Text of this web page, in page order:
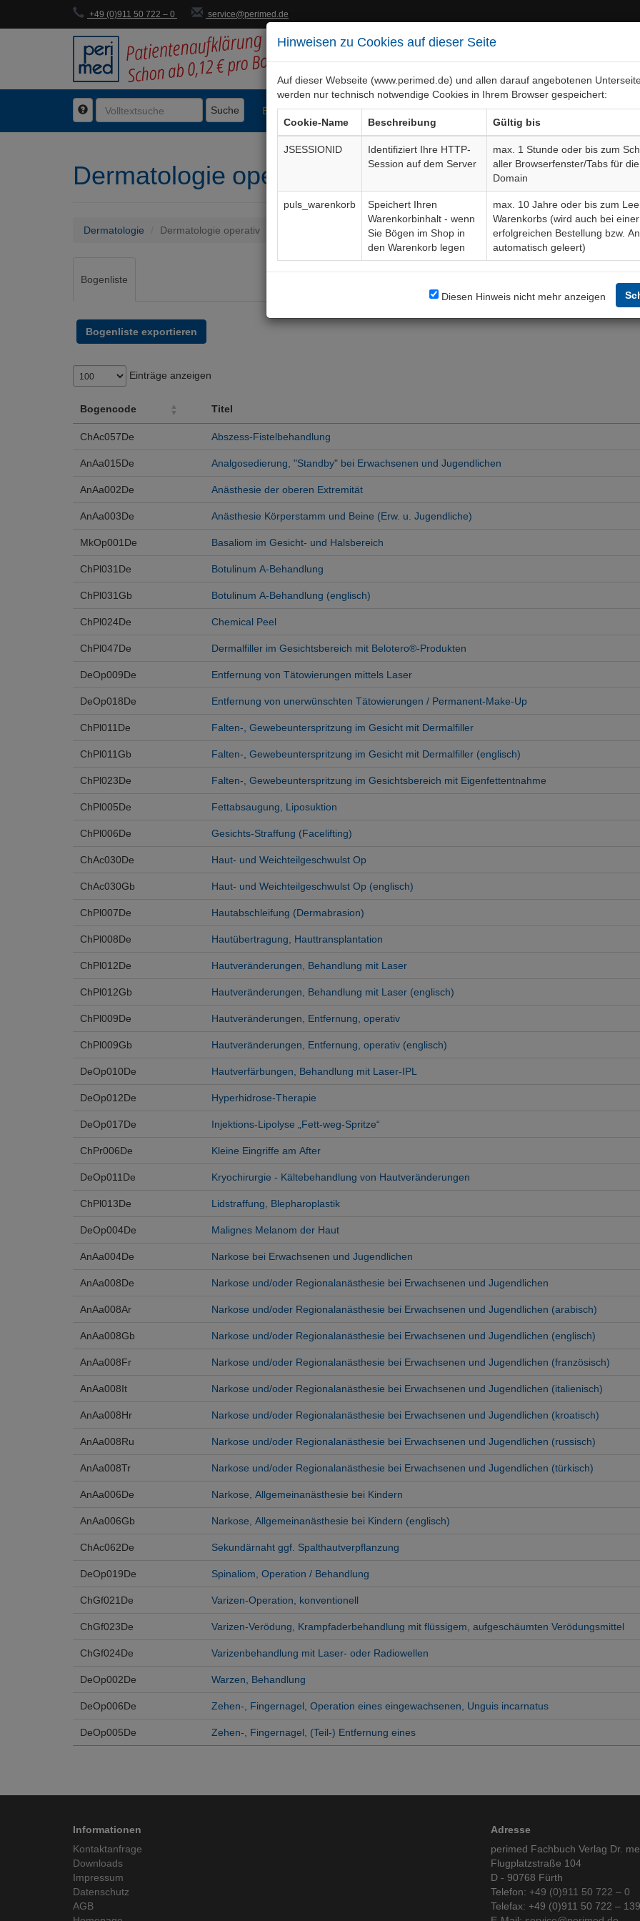
+49 (0)911 50 722 – 0 service@perimed.de
Suche BogenFachgebiete Bogen-Gesamtübersicht
Hinweisen zu Cookies auf dieser Seite
Auf dieser Webseite (www.perimed.de) und allen darauf angebotenen
werden nur technisch notwendige Cookies in Ihrem Browser gespeichert:
Cookie-Name Beschreibung
Gültig bis
JSESSIONID
Identifiziert Ihre HTTP-
Session auf dem Server
max. 1 Stunde oder bis zum
aller Browserfenster/Tabs für die
Domain
puls_warenkorb
Speichert Ihren
Warenkorbinhalt - wenn
Sie Bögen im Shop in
den Warenkorb legen
max. 10 Jahre oder bis zum
Warenkorbs (wird auch bei einer
erfolgreichen Bestellung bzw.
automatisch geleert)
Diesen Hinweis nicht mehr anzeigen
Dermatologie operativ DeOp
Dermatologie Dermatologie operativ
Bogenliste
Bogenliste exportieren
Einträge anzeigen
Bogencode Titel
Bogencode
Titel
ChAc057De Abszess-Fistelbehandlung
AnAa015De
Analgosedierung, "Standby" bei Erwachsenen und Jugendlichen
AnAa002De
Anästhesie der oberen Extremität
AnAa003De
Anästhesie Körperstamm und Beine (Erw. u. Jugendliche)
MkOp001De
Basaliom im Gesicht- und Halsbereich
ChPl031De
Botulinum A-Behandlung
ChPl031Gb
Botulinum A-Behandlung (englisch)
ChPl024De
Chemical Peel
ChPl047De
Dermalfiller im Gesichtsbereich mit Belotero®-Produkten
DeOp009De
Entfernung von Tätowierungen mittels Laser
DeOp018De
Entfernung von unerwünschten Tätowierungen / Permanent-Make-Up
ChPl011De
Falten-, Gewebeunterspritzung im Gesicht mit Dermalfiller
ChPl011Gb
Falten-, Gewebeunterspritzung im Gesicht mit Dermalfiller (englisch)
ChPl023De
Falten-, Gewebeunterspritzung im Gesichtsbereich mit Eigenfettentnahme
ChPl005De
Fettabsaugung, Liposuktion
ChPl006De
Gesichts-Straffung (Facelifting)
ChAc030De
Haut- und Weichteilgeschwulst Op
ChAc030Gb
Haut- und Weichteilgeschwulst Op (englisch)
ChPl007De
Hautabschleifung (Dermabrasion)
ChPl008De
Hautübertragung, Hauttransplantation
ChPl012De
Hautveränderungen, Behandlung mit Laser
ChPl012Gb
Hautveränderungen, Behandlung mit Laser (englisch)
ChPl009De
Hautveränderungen, Entfernung, operativ
ChPl009Gb
Hautveränderungen, Entfernung, operativ (englisch)
DeOp010De
Hautverfärbungen, Behandlung mit Laser-IPL
DeOp012De
Hyperhidrose-Therapie
DeOp017De
Injektions-Lipolyse „Fett-weg-Spritze“
ChPr006De
Kleine Eingriffe am After
DeOp011De
Kryochirurgie - Kältebehandlung von Hautveränderungen
ChPl013De
Lidstraffung, Blepharoplastik
DeOp004De
Malignes Melanom der Haut
AnAa004De
Narkose bei Erwachsenen und Jugendlichen
AnAa008De
Narkose und/oder Regionalanästhesie bei Erwachsenen und Jugendlichen
AnAa008Ar
Narkose und/oder Regionalanästhesie bei Erwachsenen und Jugendlichen (arabisch)
AnAa008Gb
Narkose und/oder Regionalanästhesie bei Erwachsenen und Jugendlichen (englisch)
AnAa008Fr
Narkose und/oder Regionalanästhesie bei Erwachsenen und Jugendlichen (französisch)
AnAa008It
Narkose und/oder Regionalanästhesie bei Erwachsenen und Jugendlichen (italienisch)
AnAa008Hr
Narkose und/oder Regionalanästhesie bei Erwachsenen und Jugendlichen (kroatisch)
AnAa008Ru
Narkose und/oder Regionalanästhesie bei Erwachsenen und Jugendlichen (russisch)
AnAa008Tr
Narkose und/oder Regionalanästhesie bei Erwachsenen und Jugendlichen (türkisch)
AnAa006De
Narkose, Allgemeinanästhesie bei Kindern
AnAa006Gb
Narkose, Allgemeinanästhesie bei Kindern (englisch)
ChAc062De
Sekundärnaht ggf. Spalthautverpflanzung
DeOp019De
Spinaliom, Operation / Behandlung
ChGf021De
Varizen-Operation, konventionell
ChGf023De
Varizen-Verödung, Krampfaderbehandlung mit flüssigem, aufgeschäumten Verödungsmittel
ChGf024De
Varizenbehandlung mit Laser- oder Radiowellen
DeOp002De
Warzen, Behandlung
DeOp006De
Zehen-, Fingernagel, Operation eines eingewachsenen, Unguis incarnatus
DeOp005De
Zehen-, Fingernagel, (Teil-) Entfernung eines
Informationen
Kontaktanfrage
Downloads
Impressum
Datenschutz
AGB
Adresse
perimed Fachbuch Verlag Dr.
Flugplatzstraße 104
D - 90768 Fürth
Telefon: +49 (0)911 50 722 – 0
Telefax: +49 (0)911 50 722 – 139